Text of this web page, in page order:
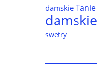
damskie
damskie
swetry